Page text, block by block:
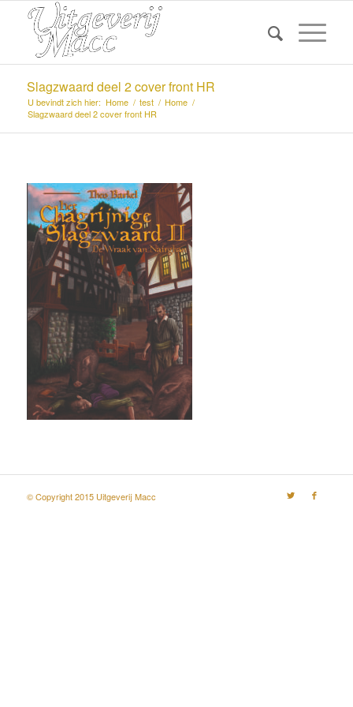
Slagzwaard deel 2 cover front HR
U bevindt zich hier: Home / test / Home /
Slagzwaard deel 2 cover front HR
© Copyright 2015 Uitgeverij Macc